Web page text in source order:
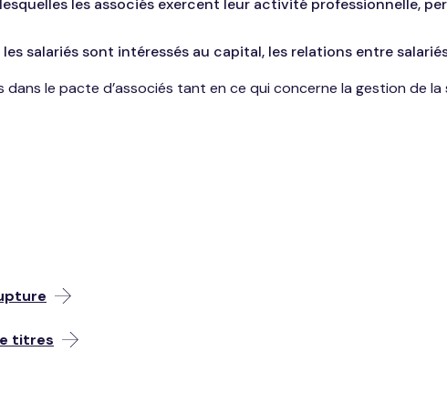
salariés sont intéressés au capital, les relations entre
dans le pacte d’associés tant en ce qui concerne la gestion de
titres